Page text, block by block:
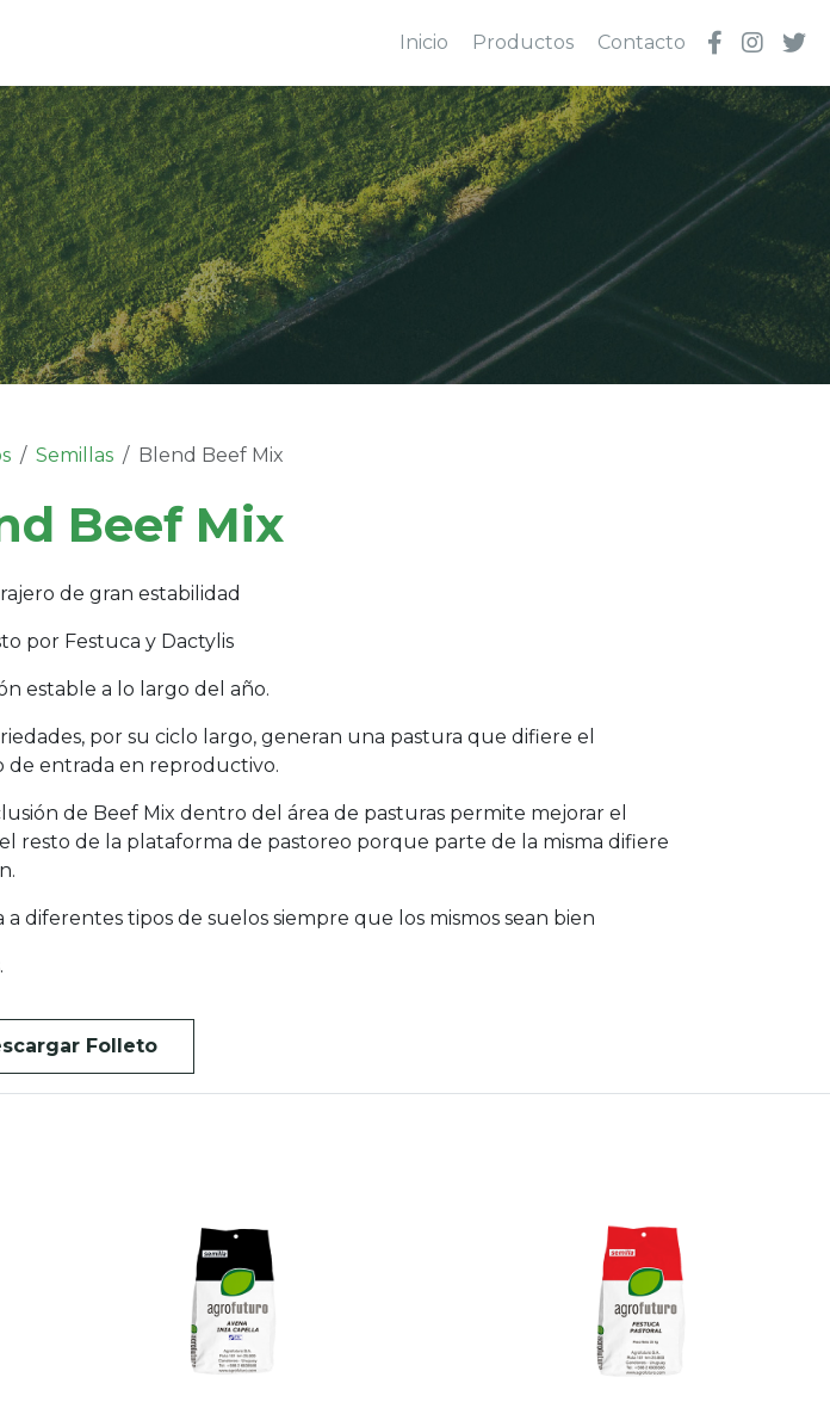
Inicio Productos Contacto
Semillas Blend Beef Mix
Beef Mix
de gran estabilidad
por Festuca y Dactylis
estable a lo largo del año.
por su ciclo largo, generan una pastura que difiere el
de entrada en reproductivo.
de Beef Mix dentro del área de pasturas permite mejorar el
resto de la plataforma de pastoreo porque parte de la misma difiere
a diferentes tipos de suelos siempre que los mismos sean bien
Folleto